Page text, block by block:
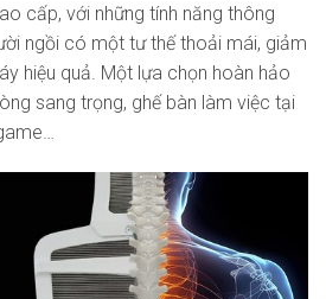
cấp, với những tính năng thông
ngồi có một tư thế thoải mái, giảm
hiệu quả. Một lựa chọn hoàn hảo
sang trọng, ghế bàn làm việc tại